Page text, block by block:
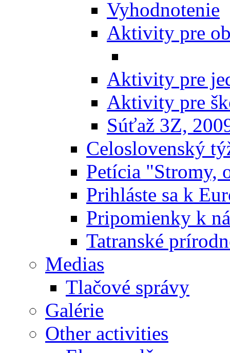
Vyhodnotenie
Aktivity pre
Aktivity pre
Aktivity pre
Súťaž 3Z,
Celoslovenský
Petícia "Stromy,
Prihláste sa k
Pripomienky k
Tatranské
Medias
Tlačové správy
Galérie
Other activities